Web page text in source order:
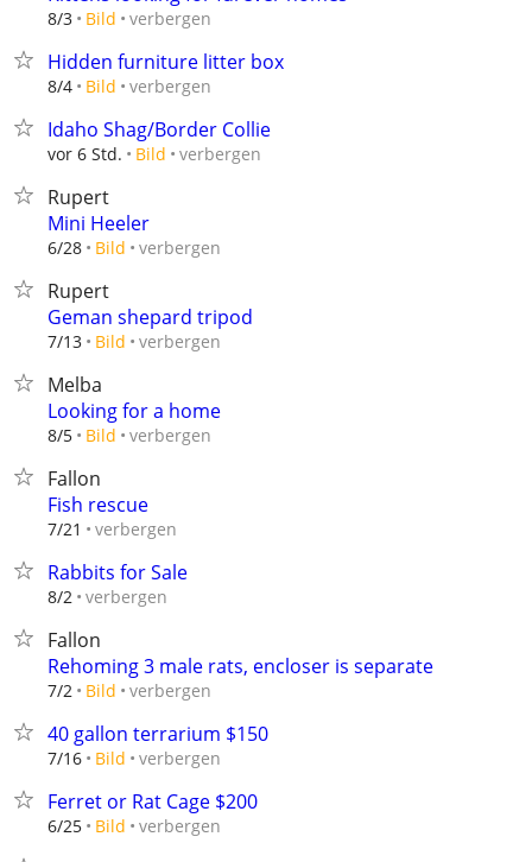
8/3 Bild verbergen
Hidden furniture litter box
8/4 Bild verbergen
Idaho Shag/Border Collie
vor 6 Std. Bild verbergen
Rupert
Mini Heeler
6/28 Bild verbergen
Rupert
Geman shepard tripod
7/13 Bild verbergen
Melba
Looking for a home
8/5 Bild verbergen
Fallon
Fish rescue
7/21 verbergen
Rabbits for Sale
8/2 verbergen
Fallon
Rehoming 3 male rats, encloser is separate
7/2 Bild verbergen
40 gallon terrarium $150
7/16 Bild verbergen
Ferret or Rat Cage $200
6/25 Bild verbergen